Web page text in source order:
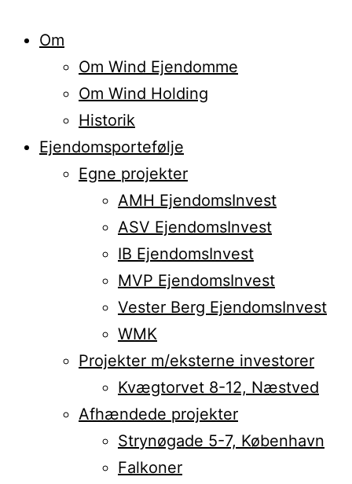
Om
Om Wind Ejendomme
Om Wind Holding
Historik
Ejendomsportefølje
Egne projekter
AMH EjendomsInvest
ASV EjendomsInvest
IB EjendomsInvest
MVP EjendomsInvest
Vester Berg EjendomsInvest
WMK
Projekter m/eksterne investorer
Kvægtorvet 8-12, Næstved
Afhændede projekter
Strynøgade 5-7, København
Falkoner